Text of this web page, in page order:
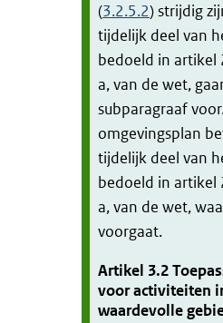
(3.2.5.2) strijdig
tijdelijk deel van
bedoeld in artikel
a, van de wet,
subparagraaf
omgevingsplan
tijdelijk deel van
bedoeld in artikel
a, van de wet,
voorgaat.
Artikel 3.2
voor activiteiten
waardevolle